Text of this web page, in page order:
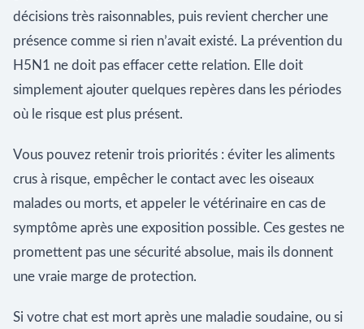
décisions très raisonnables, puis revient chercher une
présence comme si rien n’avait existé. La prévention du
H5N1 ne doit pas effacer cette relation. Elle doit
simplement ajouter quelques repères dans les périodes
où le risque est plus présent.
Vous pouvez retenir trois priorités : éviter les aliments
crus à risque, empêcher le contact avec les oiseaux
malades ou morts, et appeler le vétérinaire en cas de
symptôme après une exposition possible. Ces gestes ne
promettent pas une sécurité absolue, mais ils donnent
une vraie marge de protection.
Si votre chat est mort après une maladie soudaine, ou si